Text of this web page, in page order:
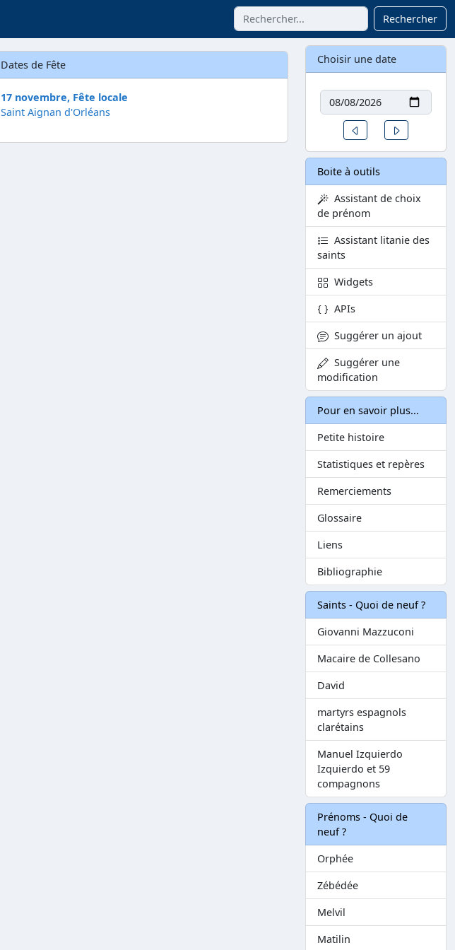
Rechercher
Dates de Fête
17 novembre, Fête locale
Saint Aignan d'Orléans
Choisir une date
Date
Un jour avant
Boite à outils
Assistant de choix
de prénom
Assistant litanie des
saints
Widgets
APIs
Suggérer un ajout
Suggérer une
modification
Pour en savoir plus...
Petite histoire
Statistiques et repères
Remerciements
Glossaire
Liens
Bibliographie
Saints - Quoi de neuf ?
Giovanni Mazzuconi
Macaire de Collesano
David
martyrs espagnols
clarétains
Manuel Izquierdo
Izquierdo et 59
compagnons
Prénoms - Quoi de
neuf ?
Orphée
Zébédée
Melvil
Matilin